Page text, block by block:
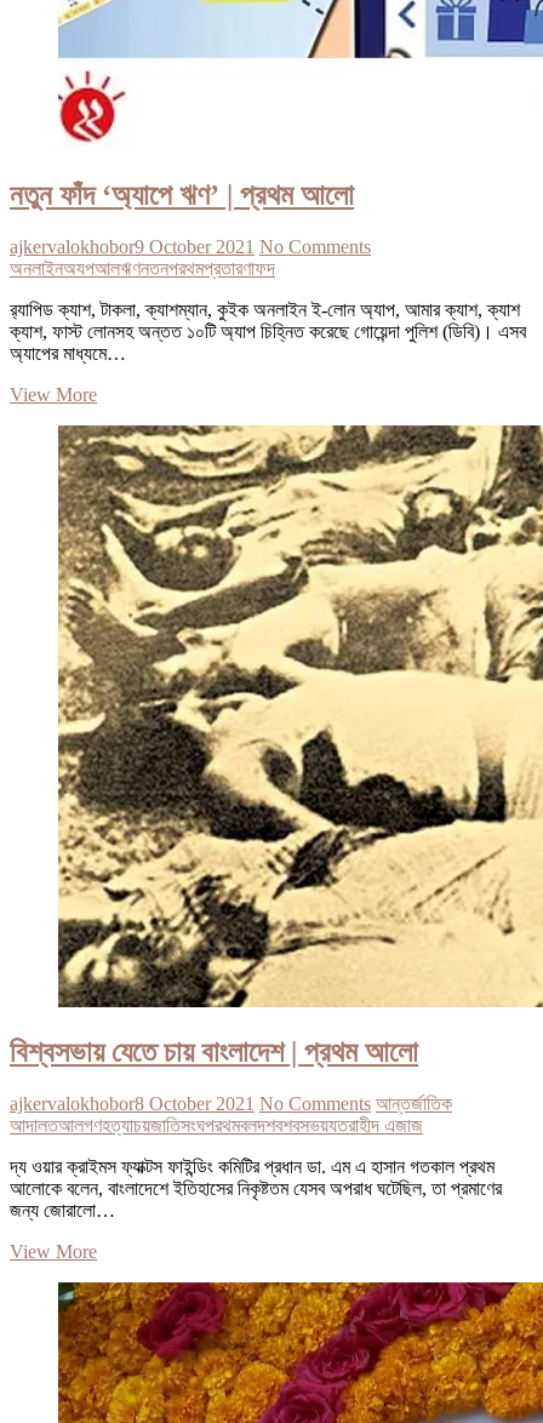
নতুন ফাঁদ ‘অ্যাপে ঋণ’ | প্রথম আলো
ajkervalokhobor9 October 2021 No Comments
অনলাইনঅযপআলঋণনতনপরথমপ্রতারণাফদ
র‍্যাপিড ক্যাশ, টাকলা, ক্যাশম্যান, কুইক অনলাইন ই-লোন অ্যাপ, আমার ক্যাশ, ক্যাশ
ক্যাশ, ফাস্ট লোনসহ অন্তত ১০টি অ্যাপ চিহ্নিত করেছে গোয়েন্দা পুলিশ (ডিবি)। এসব
অ্যাপের মাধ্যমে…
View Moreনতুন
‘অ্যাপে
ঋণ’
|
প্রথম
আলো
বিশ্বসভায় যেতে চায় বাংলাদেশ | প্রথম আলো
ajkervalokhobor8 October 2021 No Comments আন্তর্জাতিক
আদালতআলগণহত্যাচয়জাতিসংঘপরথমবলদশবশবসভয়যতরাহীদ এজাজ
দ্য ওয়ার ক্রাইমস ফ্যাক্টস ফাইন্ডিং কমিটির প্রধান ডা. এম এ হাসান গতকাল প্রথম
আলোকে বলেন, বাংলাদেশে ইতিহাসের নিকৃষ্টতম যেসব অপরাধ ঘটেছিল, তা প্রমাণের
জন্য জোরালো…
View Moreবিশ্বসভায়
চায়
বাংলাদেশ
|
প্রথম
আলো